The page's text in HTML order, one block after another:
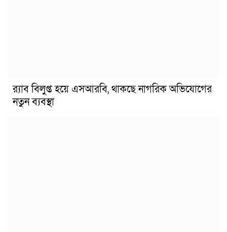
র‍্যাব বিলুপ্ত হয়ে এসআরবি, থাকছে নাগরিক অভিযোগের
নতুন ব্যবস্থা